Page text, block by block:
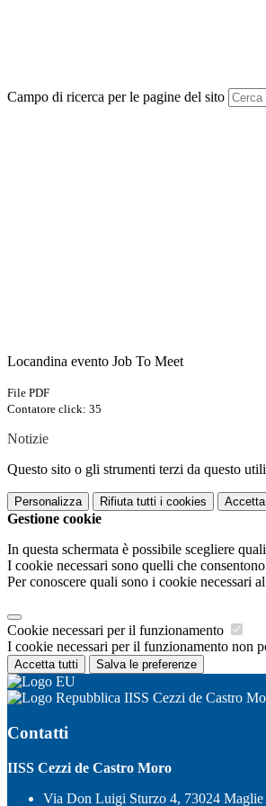
Campo di ricerca per le pagine del sito
Locandina evento Job To Meet
File PDF
Contatore click: 35
Notizie
Questo sito o gli strumenti terzi da questo
Personalizza Rifiuta tutti i cookies
Gestione cookie
In questa schermata è possibile scegliere
I cookie necessari sono quelli che
Per conoscere quali sono i cookie necessari
Cookie necessari per il funzionamento
I cookie necessari per il funzionamento non
Accetta tutti Salva le preferenze
IISS Cezzi de Castro
Contatti
IISS Cezzi de Castro Moro
Via Don Luigi Sturzo 4, 73024